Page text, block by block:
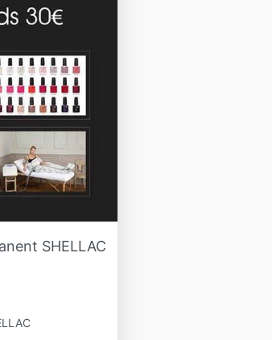
SHELLAC